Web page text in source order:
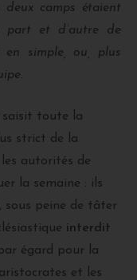
deux camps étaient
part et d’autre de
en simple, ou, plus
saisit toute la
strict de la
autorités de
la semaine : ils
, sous peine de tâter
interdit
égard pour la
et les